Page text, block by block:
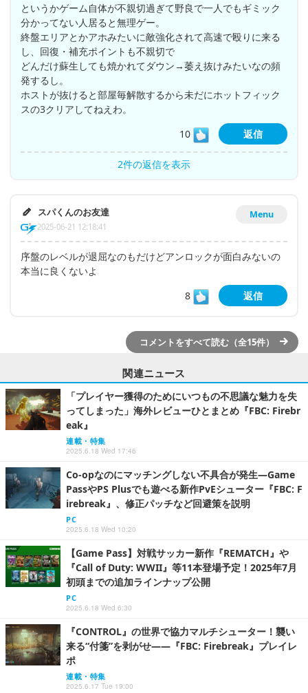
というかゲーム自体が不親切過ぎて野良で一人でもギミック
分かってない人居ると無理ゲー。
終盤エリアとかアホみたいに敵強化されて高速で殴りに来る
し、回復・補充ポイントも不親切で
どんだけ蘇生しても焼かれてダウン→萎え抜けみたいなの頻
発するし。
ホストが抜けると部屋毎解散するから未だにホットフィック
スの3クリアしてねえわ。
10
返信
2件の返信を表示
Menu
スパくんのお友達
2025-06-21 12:18:41
序盤のレベルが退屈なのもだけどアンロックが面白みないの
本当に良くないよ
8
返信
コメントをすべて読む（全15件）
関連ニュース
「プレイヤー獲得のためにいつもの不思議な魅力を失
ってしまった」海外レビューひとまとめ『FBC: Firebr
eak』
連載・特集
2025.6.18 Wed 17:46
Co-opなのにマッチングしない不具合が発生―Game
PassやPS Plusでも遊べる新作PvEシューター『FBC: F
irebreak』、修正パッチなど回避策を説明
PC
2025.6.18 Wed 10:20
【Game Pass】対戦サッカー新作『REMATCH』や
『Call of Duty: WWII』等11本登場予定！2025年7月
初頭までの追加ラインナップ公開
PC
2025.6.18 Wed 6:30
『CONTROL』の世界で協力マルチシューター！襲い
来る“付箋”を剥がせ――『FBC: Firebreak』プレイレ
ポ
連載・特集
2025.6.17 Tue 19:00